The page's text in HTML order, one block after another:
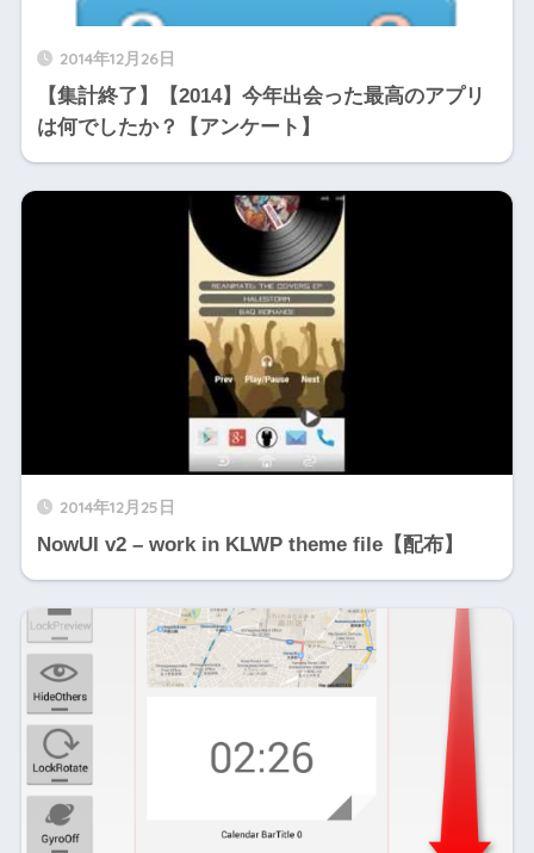
2014年12月26日
【集計終了】【2014】今年出会った最高のアプリ
は何でしたか？【アンケート】
2014年12月25日
NowUI v2 – work in KLWP theme file【配布】